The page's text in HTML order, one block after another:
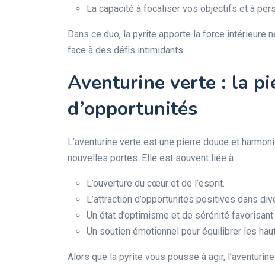
La capacité à focaliser vos objectifs et à
Dans ce duo, la pyrite apporte la force intérieure
face à des défis intimidants.
Aventurine verte : la
d’opportunités
L’aventurine verte est une pierre douce et
nouvelles portes. Elle est souvent liée à :
L’ouverture du cœur et de l’esprit.
L’attraction d’opportunités positives dans
Un état d’optimisme et de sérénité favorisant
Un soutien émotionnel pour équilibrer les
Alors que la pyrite vous pousse à agir,